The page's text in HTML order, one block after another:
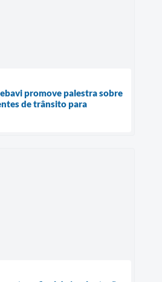
promove palestra sobre
de trânsito para